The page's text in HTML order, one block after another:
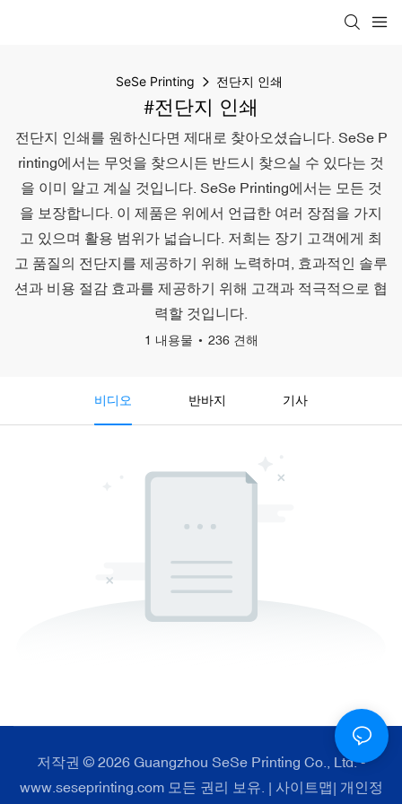
SeSe Printing 전단지 인쇄
#전단지 인쇄
전단지 인쇄를 원하신다면 제대로 찾아오셨습니다. SeSe P
rinting에서는 무엇을 찾으시든 반드시 찾으실 수 있다는 것
을 이미 알고 계실 것입니다. SeSe Printing에서는 모든 것
을 보장합니다. 이 제품은 위에서 언급한 여러 장점을 가지
고 있으며 활용 범위가 넓습니다. 저희는 장기 고객에게 최
고 품질의 전단지를 제공하기 위해 노력하며, 효과적인 솔루
션과 비용 절감 효과를 제공하기 위해 고객과 적극적으로 협
력할 것입니다.
1 내용물 236 견해
비디오 반바지 기사
저작권 © 2026 Guangzhou SeSe Printing Co., Ltd. -
www.seseprinting.com 모든 권리 보유. | 사이트맵| 개인정